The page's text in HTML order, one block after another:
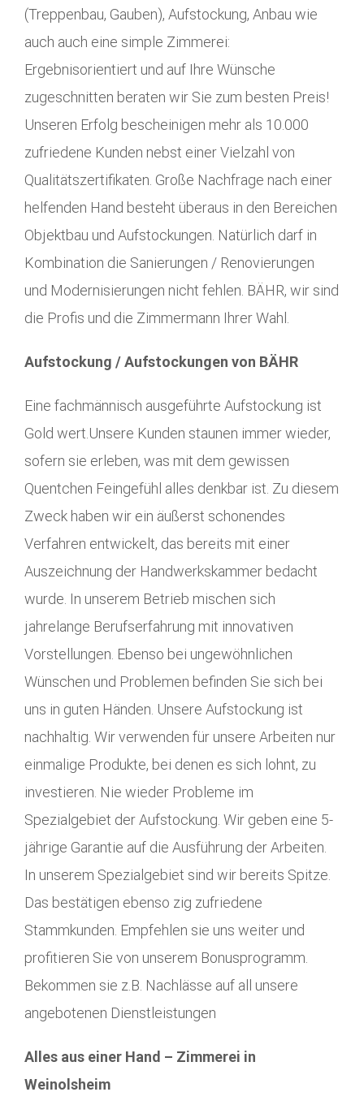
(Treppenbau, Gauben), Aufstockung, Anbau wie
auch auch eine simple Zimmerei:
Ergebnisorientiert und auf Ihre Wünsche
zugeschnitten beraten wir Sie zum besten Preis!
Unseren Erfolg bescheinigen mehr als 10.000
zufriedene Kunden nebst einer Vielzahl von
Qualitätszertifikaten. Große Nachfrage nach einer
helfenden Hand besteht überaus in den Bereichen
Objektbau und Aufstockungen. Natürlich darf in
Kombination die Sanierungen / Renovierungen
und Modernisierungen nicht fehlen. BÄHR, wir sind
die Profis und die Zimmermann Ihrer Wahl.
Aufstockung / Aufstockungen von BÄHR
Eine fachmännisch ausgeführte Aufstockung ist
Gold wert.Unsere Kunden staunen immer wieder,
sofern sie erleben, was mit dem gewissen
Quentchen Feingefühl alles denkbar ist. Zu diesem
Zweck haben wir ein äußerst schonendes
Verfahren entwickelt, das bereits mit einer
Auszeichnung der Handwerkskammer bedacht
wurde. In unserem Betrieb mischen sich
jahrelange Berufserfahrung mit innovativen
Vorstellungen. Ebenso bei ungewöhnlichen
Wünschen und Problemen befinden Sie sich bei
uns in guten Händen. Unsere Aufstockung ist
nachhaltig. Wir verwenden für unsere Arbeiten nur
einmalige Produkte, bei denen es sich lohnt, zu
investieren. Nie wieder Probleme im
Spezialgebiet der Aufstockung. Wir geben eine 5-
jährige Garantie auf die Ausführung der Arbeiten.
In unserem Spezialgebiet sind wir bereits Spitze.
Das bestätigen ebenso zig zufriedene
Stammkunden. Empfehlen sie uns weiter und
profitieren Sie von unserem Bonusprogramm.
Bekommen sie z.B. Nachlässe auf all unsere
angebotenen Dienstleistungen
Alles aus einer Hand – Zimmerei in
Weinolsheim